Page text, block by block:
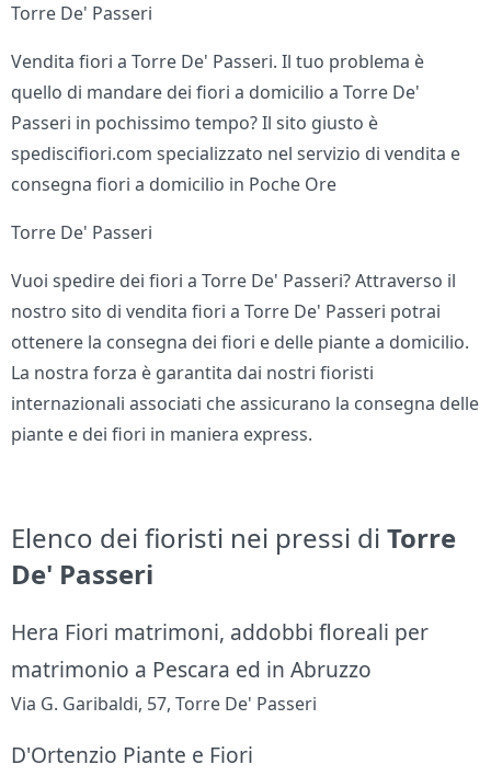
Torre De' Passeri
Vendita fiori a Torre De' Passeri. Il tuo problema è
quello di mandare dei fiori a domicilio a Torre De'
Passeri in pochissimo tempo? Il sito giusto è
spediscifiori.com specializzato nel servizio di vendita e
consegna fiori a domicilio in Poche Ore
Torre De' Passeri
Vuoi spedire dei fiori a Torre De' Passeri? Attraverso il
nostro sito di vendita fiori a Torre De' Passeri potrai
ottenere la consegna dei fiori e delle piante a domicilio.
La nostra forza è garantita dai nostri fioristi
internazionali associati che assicurano la consegna delle
piante e dei fiori in maniera express.
Elenco dei fioristi nei pressi diTorre
De' Passeri
Hera Fiori matrimoni, addobbi floreali per
matrimonio a Pescara ed in Abruzzo
Via G. Garibaldi, 57, Torre De' Passeri
D'Ortenzio Piante e Fiori